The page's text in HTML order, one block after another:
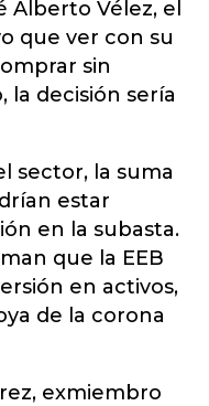
Alberto Vélez, el
que ver con su
sin
decisión sería
sector, la suma
estar
en la subasta.
que la EEB
en activos,
de la corona
exmiembro